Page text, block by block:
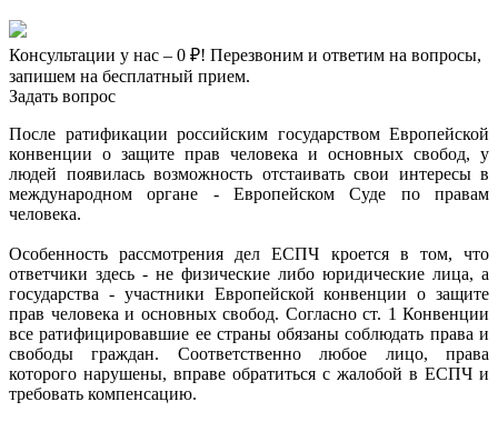
Консультации у нас – 0 ₽! Перезвоним и ответим на вопросы,
запишем на бесплатный прием.
Задать вопрос
После ратификации российским государством Европейской
конвенции о защите прав человека и основных свобод, у
людей появилась возможность отстаивать свои интересы в
международном органе - Европейском Суде по правам
человека.
Особенность рассмотрения дел ЕСПЧ кроется в том, что
ответчики здесь - не физические либо юридические лица, а
государства - участники Европейской конвенции о защите
прав человека и основных свобод. Согласно ст. 1 Конвенции
все ратифицировавшие ее страны обязаны соблюдать права и
свободы граждан. Соответственно любое лицо, права
которого нарушены, вправе обратиться с жалобой в ЕСПЧ и
требовать компенсацию.